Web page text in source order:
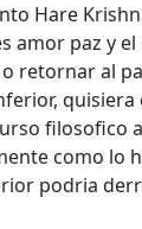
Hare
amor paz y
retornar al
filosofico
como lo
podria